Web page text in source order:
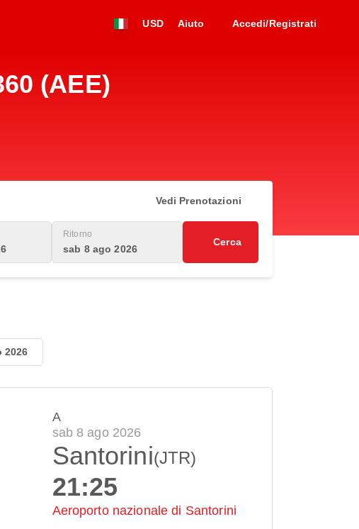
USD Aiuto Accedi/Registrati
(AEE)
Vedi Prenotazioni
Ritorno
sab 8 ago 2026
Cerca
2026
A
sab 8 ago 2026
Santorini(JTR)
21:25
Aeroporto nazionale di Santorini